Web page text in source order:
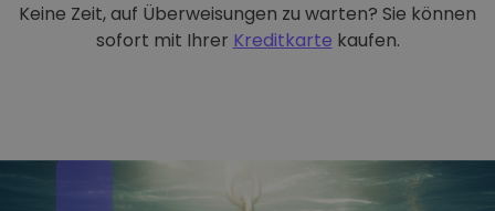
Keine Zeit, auf Überweisungen zu warten? Sie können
sofort mit Ihrer Kreditkarte kaufen.